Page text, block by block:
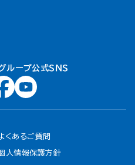
ループ公式ＳＮＳ
くあるご質問
人情報保護方針